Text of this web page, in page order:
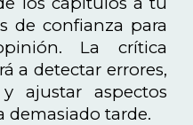
de confianza para
La crítica
a detectar errores,
ajustar aspectos
demasiado tarde.